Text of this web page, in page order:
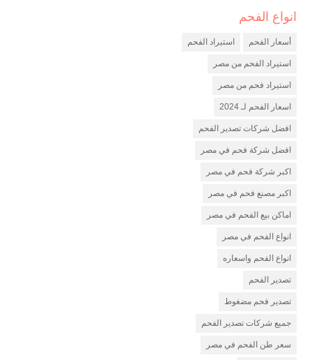
انواع الفحم
أسعار الفحم استيراد الفحم
استيراد الفحم من مصر
استيراد فحم من مصر
اسعار الفحم لـ 2024
افضل شركات تصدير الفحم
افضل شركة فحم في مصر
اكبر شركة فحم في مصر
اكبر مصنع فحم في مصر
اماكن بيع الفحم في مصر
انواع الفحم في مصر
انواع الفحم واسعاره
تصدير الفحم
تصدير فحم مضغوط
جميع شركات تصدير الفحم
سعر طن الفحم في مصر